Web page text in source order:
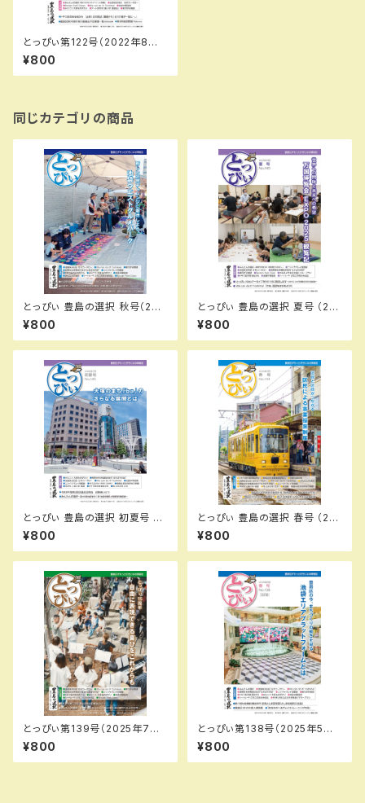
とっぴぃ第122号（2022年8月）
PDFデータ版
¥800
同じカテゴリの商品
とっぴぃ 豊島の選択 秋号（202
5.11月 第141号）PDFデータ版
¥800
とっぴぃ 豊島の選択 夏号 （20
25.9月 第140号）PDFデータ版
¥800
とっぴぃ 豊島の選択 初夏号 （2
026.7月 第145号）PDFデータ
版
¥800
とっぴぃ 豊島の選択 春号 （20
26.5月 第144号）PDFデータ版
¥800
とっぴぃ第139号（2025年7月）
PDFデータ版
¥800
とっぴぃ第138号（2025年5月）
PDFデータ版
¥800